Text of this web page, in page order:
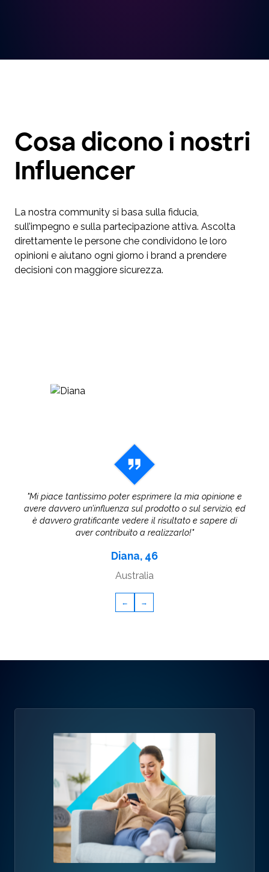
Cosa dicono i nostri
Influencer
La nostra community si basa sulla fiducia,
sull’impegno e sulla partecipazione attiva. Ascolta
direttamente le persone che condividono le loro
opinioni e aiutano ogni giorno i brand a prendere
decisioni con maggiore sicurezza.
"Mi piace tantissimo poter esprimere la mia opinione e
avere davvero un’influenza sul prodotto o sul servizio, ed
è davvero gratificante vedere il risultato e sapere di
aver contribuito a realizzarlo!"
Diana, 46
Australia
← →